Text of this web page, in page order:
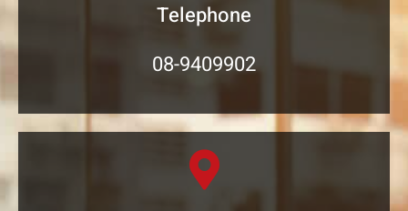
Telephone
08-9409902